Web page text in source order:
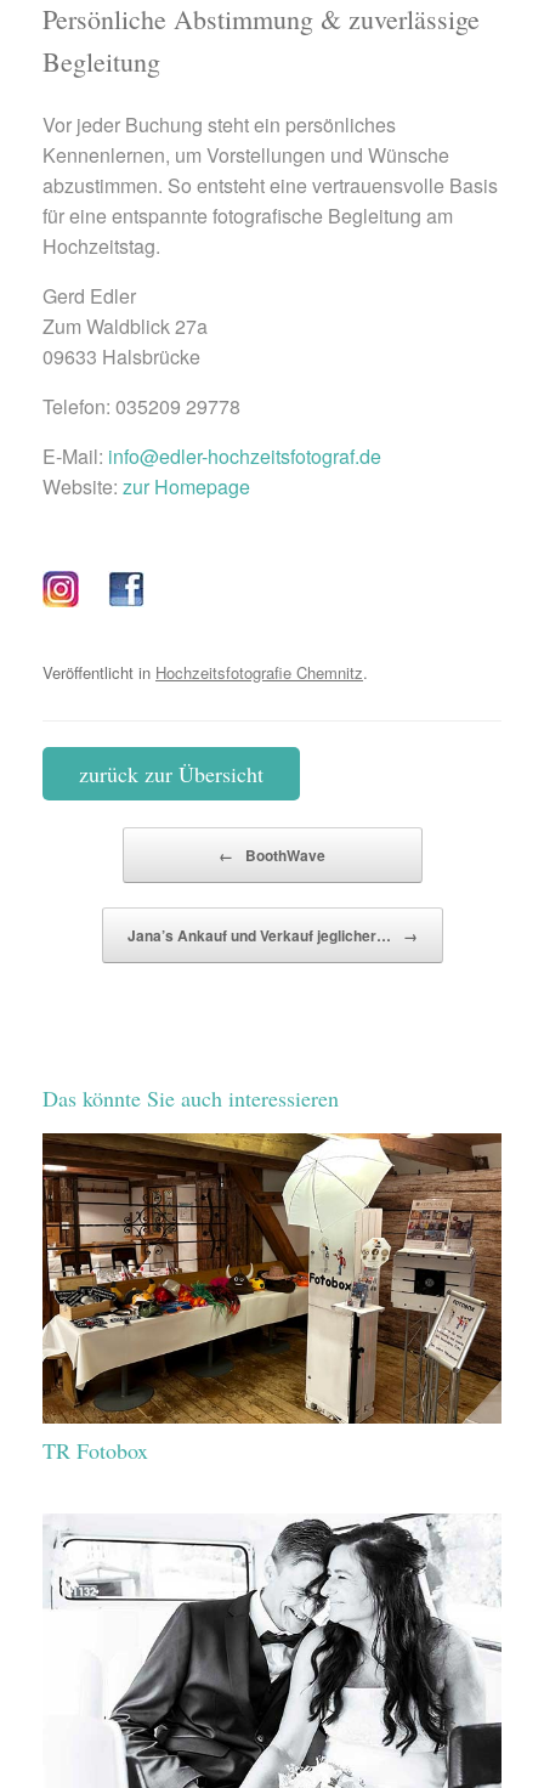
Persönliche Abstimmung & zuverlässige
Begleitung
Vor jeder Buchung steht ein persönliches
Kennenlernen, um Vorstellungen und Wünsche
abzustimmen. So entsteht eine vertrauensvolle Basis
für eine entspannte fotografische Begleitung am
Hochzeitstag.
Gerd Edler
Zum Waldblick 27a
09633 Halsbrücke
Telefon: 035209 29778
E-Mail: info@edler-hochzeitsfotograf.de
Website: zur Homepage
Veröffentlicht in Hochzeitsfotografie Chemnitz.
zurück zur Übersicht
← BoothWave
Jana’s Ankauf und Verkauf jeglicher… →
Das könnte Sie auch interessieren
TR Fotobox